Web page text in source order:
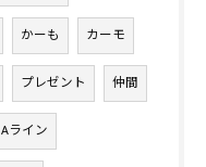
かーも カーモ
プレゼント 仲間
Aライン